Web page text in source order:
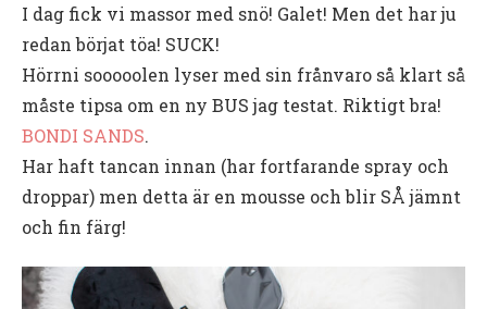
I dag fick vi massor med snö! Galet! Men det har ju
redan börjat töa! SUCK!
Hörrni sooooolen lyser med sin frånvaro så klart så
måste tipsa om en ny BUS jag testat. Riktigt bra!
BONDI SANDS.
Har haft tancan innan (har fortfarande spray och
droppar) men detta är en mousse och blir SÅ jämnt
och fin färg!